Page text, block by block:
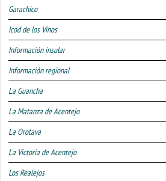
Garachico
Icod de los Vinos
Información insular
Información regional
La Guancha
La Matanza de Acentejo
La Orotava
La Victoria de Acentejo
Los Realejos